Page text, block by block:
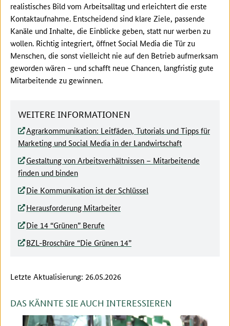
realistisches Bild vom Arbeitsalltag und erleichtert die erste
Kontaktaufnahme. Entscheidend sind klare Ziele, passende
Kanäle und Inhalte, die Einblicke geben, statt nur werben zu
wollen. Richtig integriert, öffnet Social Media die Tür zu
Menschen, die sonst vielleicht nie auf den Betrieb aufmerksam
geworden wären – und schafft neue Chancen, langfristig gute
Mitarbeitende zu gewinnen.
WEITERE INFORMATIONEN
Agrarkommunikation: Leitfäden, Tutorials und Tipps für
Marketing und Social Media in der Landwirtschaft
Gestaltung von Arbeitsverhältnissen – Mitarbeitende
finden und binden
Die Kommunikation ist der Schlüssel
Herausforderung Mitarbeiter
Die 14 “Grünen” Berufe
BZL-Broschüre “Die Grünen 14”
Letzte Aktualisierung: 26.05.2026
DAS KÄNNTE SIE AUCH INTERESSIEREN